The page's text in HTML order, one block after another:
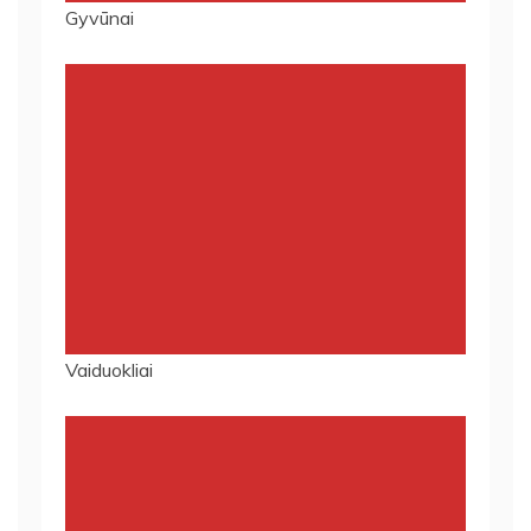
Gyvūnai
Vaiduokliai